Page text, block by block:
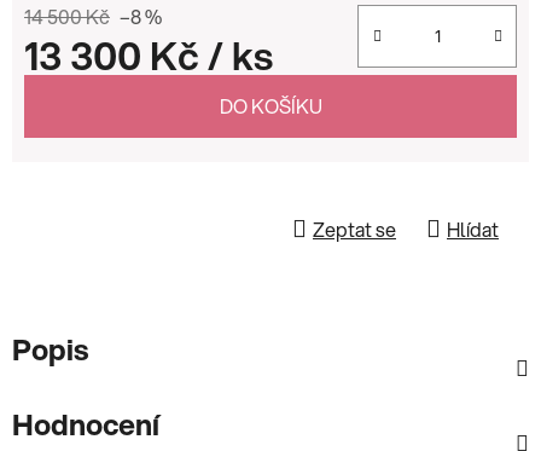
14 500 Kč –8 %
13 300 Kč/ ks
DO KOŠÍKU
Zeptat se Hlídat
Popis
Hodnocení